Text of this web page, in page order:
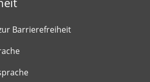
Barrierefreiheit